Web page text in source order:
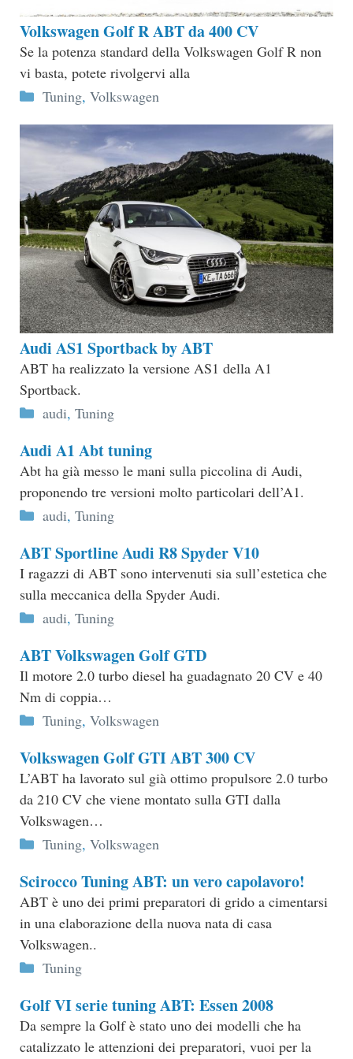
Volkswagen Golf R ABT da 400 CV
Se la potenza standard della Volkswagen Golf R non
vi basta, potete rivolgervi alla
Categorie
Tuning, Volkswagen
Audi AS1 Sportback by ABT
ABT ha realizzato la versione AS1 della A1
Sportback.
Categorie
audi, Tuning
Audi A1 Abt tuning
Abt ha già messo le mani sulla piccolina di Audi,
proponendo tre versioni molto particolari dell’A1.
Categorie
audi, Tuning
ABT Sportline Audi R8 Spyder V10
I ragazzi di ABT sono intervenuti sia sull’estetica che
sulla meccanica della Spyder Audi.
Categorie
audi, Tuning
ABT Volkswagen Golf GTD
Il motore 2.0 turbo diesel ha guadagnato 20 CV e 40
Nm di coppia…
Categorie
Tuning, Volkswagen
Volkswagen Golf GTI ABT 300 CV
L’ABT ha lavorato sul già ottimo propulsore 2.0 turbo
da 210 CV che viene montato sulla GTI dalla
Volkswagen…
Categorie
Tuning, Volkswagen
Scirocco Tuning ABT: un vero capolavoro!
ABT è uno dei primi preparatori di grido a cimentarsi
in una elaborazione della nuova nata di casa
Volkswagen..
Categorie
Tuning
Golf VI serie tuning ABT: Essen 2008
Da sempre la Golf è stato uno dei modelli che ha
catalizzato le attenzioni dei preparatori, vuoi per la